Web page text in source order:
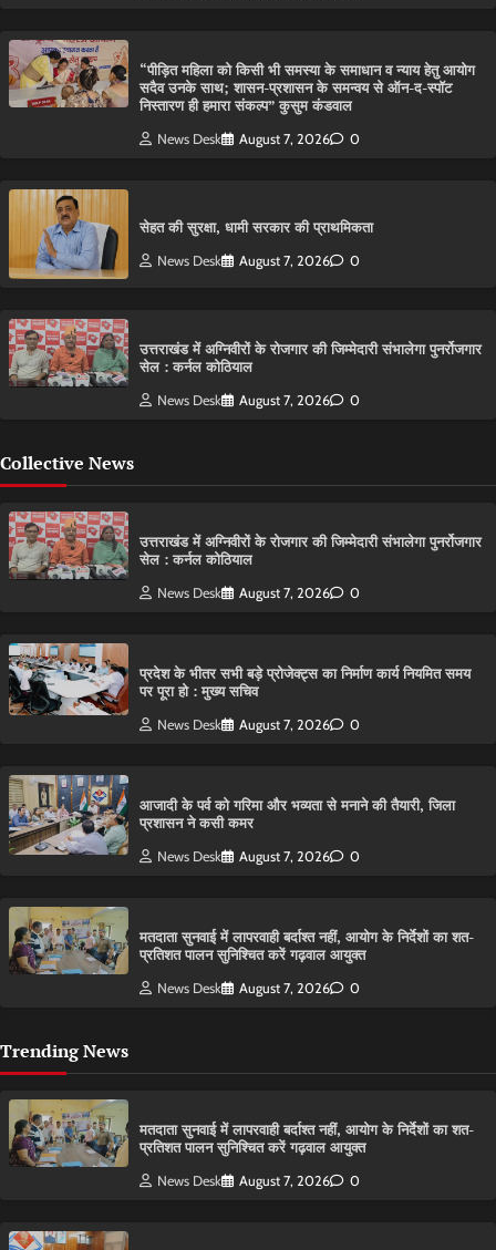
“पीड़ित महिला को किसी भी समस्या के समाधान व न्याय हेतु आयोग
सदैव उनके साथ; शासन-प्रशासन के समन्वय से ऑन-द-स्पॉट
निस्तारण ही हमारा संकल्प” कुसुम कंडवाल
News Desk August 7, 2026 0
सेहत की सुरक्षा, धामी सरकार की प्राथमिकता
News Desk August 7, 2026 0
उत्तराखंड में अग्निवीरों के रोजगार की जिम्मेदारी संभालेगा पुनर्रोजगार
सेल : कर्नल कोठियाल
News Desk August 7, 2026 0
Collective News
उत्तराखंड में अग्निवीरों के रोजगार की जिम्मेदारी संभालेगा पुनर्रोजगार
सेल : कर्नल कोठियाल
News Desk August 7, 2026 0
प्रदेश के भीतर सभी बड़े प्रोजेक्ट्स का निर्माण कार्य नियमित समय
पर पूरा हो : मुख्य सचिव
News Desk August 7, 2026 0
आजादी के पर्व को गरिमा और भव्यता से मनाने की तैयारी, जिला
प्रशासन ने कसी कमर
News Desk August 7, 2026 0
मतदाता सुनवाई में लापरवाही बर्दाश्त नहीं, आयोग के निर्देशों का शत-
प्रतिशत पालन सुनिश्चित करें गढ़वाल आयुक्त
News Desk August 7, 2026 0
Trending News
मतदाता सुनवाई में लापरवाही बर्दाश्त नहीं, आयोग के निर्देशों का शत-
प्रतिशत पालन सुनिश्चित करें गढ़वाल आयुक्त
News Desk August 7, 2026 0